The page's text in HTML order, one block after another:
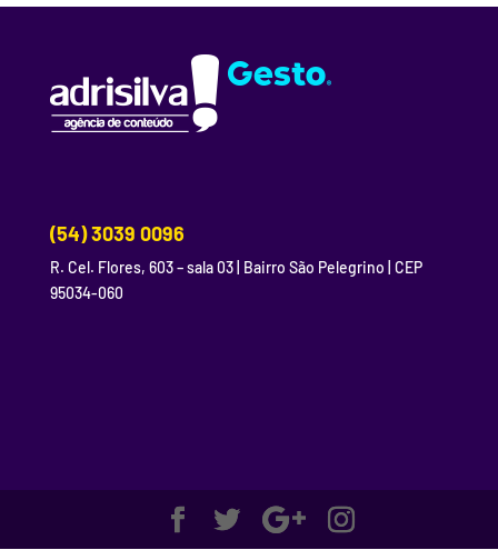
(54) 3039 0096
R. Cel. Flores, 603 – sala 03 | Bairro São Pelegrino | CEP
95034-060